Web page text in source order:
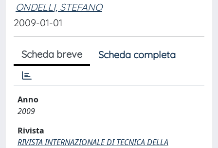
ONDELLI, STEFANO
2009-01-01
Scheda breve Scheda completa
Anno
2009
Rivista
RIVISTA INTERNAZIONALE DI TECNICA DELLA